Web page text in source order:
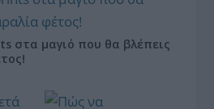
στα μαγιό που θα βλέπεις